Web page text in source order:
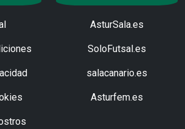
AsturSala.es
SoloFutsal.es
salacanario.es
Asturfem.es